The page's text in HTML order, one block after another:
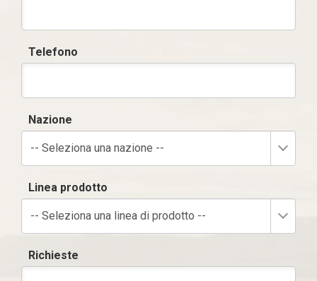
Telefono
Nazione
-- Seleziona una nazione --
Linea prodotto
-- Seleziona una linea di prodotto --
Richieste